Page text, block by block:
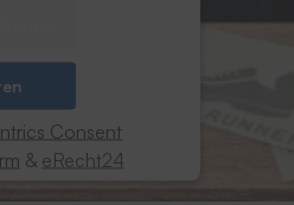
Consent
& eRecht24